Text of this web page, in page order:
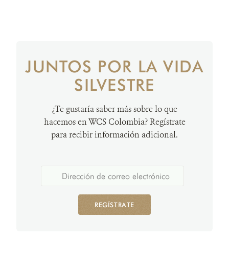
JUNTOS POR LA VIDA
SILVESTRE
¿Te gustaría saber más sobre lo que
hacemos en WCS Colombia? Regístrate
para recibir información adicional.
REGÍSTRATE